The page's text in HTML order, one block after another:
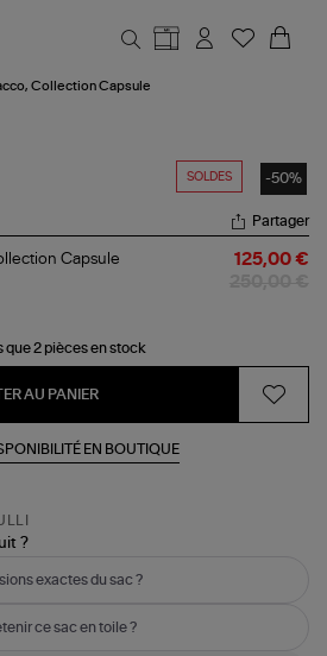
Collection Capsule
SOLDES -50%
Partager
Capsule 125,00 €
que 2 pièces en stock
AU PANIER
EN BOUTIQUE
?
exactes du sac ?
ce sac en toile ?